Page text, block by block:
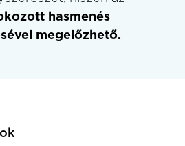
hasmenés
megelőzhető.